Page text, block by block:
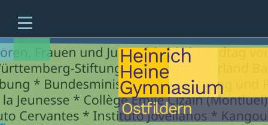
Home
Unsere Schule
Unterricht & Angebote
Zukünftige Fünftklässler
offene Ganztagesschule